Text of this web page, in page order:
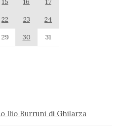
22 23
24
29 30 31
Ilio Burruni di Ghilarza